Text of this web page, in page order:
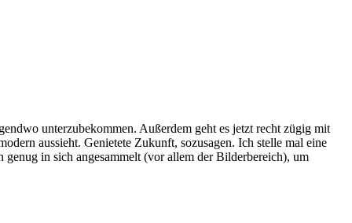
unterzubekommen. Außerdem geht es jetzt recht zügig mit
aussieht. Genietete Zukunft, sozusagen. Ich stelle mal eine
in sich angesammelt (vor allem der Bilderbereich), um